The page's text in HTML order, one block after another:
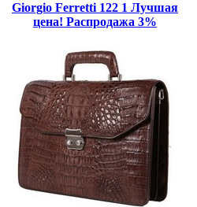
Giorgio Ferretti 122 1 Лучшая
цена! Распродажа 3%